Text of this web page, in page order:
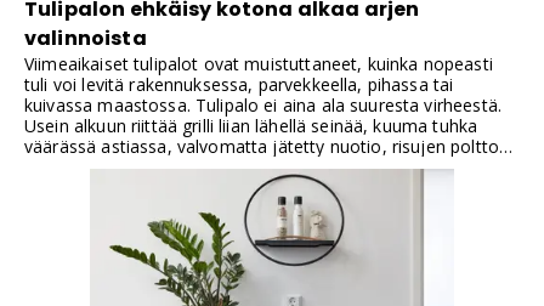
myös palautella mieliin kylpyhuoneiden värimaailmojen
trendien eri aikakausia.
Tulipalon ehkäisy kotona alkaa arjen
valinnoista
Viimeaikaiset tulipalot ovat muistuttaneet, kuinka nopeasti
tuli voi levitä rakennuksessa, parvekkeella, pihassa tai
kuivassa maastossa. Tulipalo ei aina ala suuresta virheestä.
Usein alkuun riittää grilli liian lähellä seinää, kuuma tuhka
väärässä astiassa, valvomatta jätetty nuotio, risujen poltto
kuivalla säällä tai viallinen sähkölaite.Kaikkia onnettomuuksia
ei voi estää, mutta kodin ja mökin paloturvallisuuteen voi
vaikuttaa yllättävän paljon omalla toiminnalla. Erityisesti
keväällä ja kesällä riskit korostuvat, kun pihoilla grillataan,
lämmitetään saunoja, poltetaan risuja, käytetään
sähkölaitteita ulkona ja vietetään aikaa mökeillä, joissa
paloturvallisuus voi olla arkea harvemmin mielessä.Tulipalon